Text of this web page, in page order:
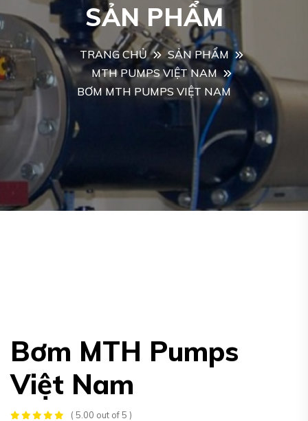
SẢN PHẨM
TRANG CHỦ
SẢN PHẨM
MTH PUMPS VIỆT NAM
BƠM MTH PUMPS VIỆT NAM
Bơm MTH Pumps
Việt Nam
( 5.00 out of 5 )